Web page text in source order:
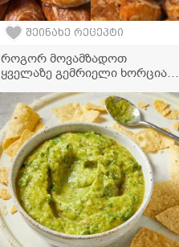
შეინახე რეცეპტი
როგორ მოვამზადოთ
ყველაზე გემრიელი ხორციანი
მარტივი რეცეპტი